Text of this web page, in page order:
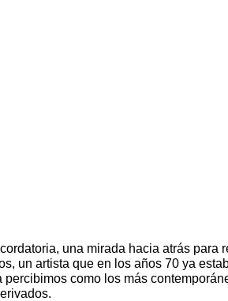
una mirada hacia atrás para
un artista que en los años 70 ya
percibimos como los más